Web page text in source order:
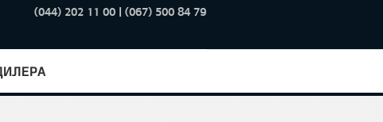
(044) 202 11 00 | (067) 500 84 79